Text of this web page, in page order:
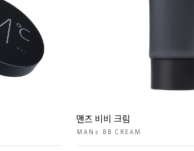
맨즈 비비 크림
MANs BB CREAM